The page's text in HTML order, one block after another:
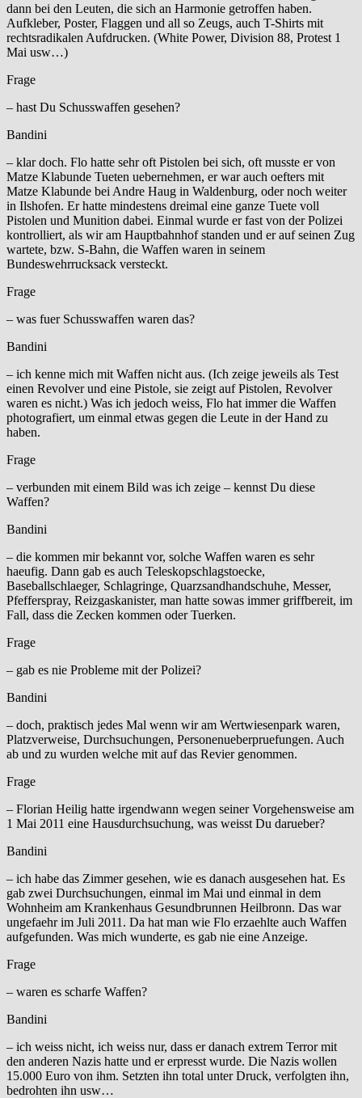
dann bei den Leuten, die sich an Harmonie getroffen haben.
Aufkleber, Poster, Flaggen und all so Zeugs, auch T-Shirts mit
rechtsradikalen Aufdrucken. (White Power, Division 88, Protest 1
Mai usw…)
Frage
– hast Du Schusswaffen gesehen?
Bandini
– klar doch. Flo hatte sehr oft Pistolen bei sich, oft musste er von
Matze Klabunde Tueten uebernehmen, er war auch oefters mit
Matze Klabunde bei Andre Haug in Waldenburg, oder noch weiter
in Ilshofen. Er hatte mindestens dreimal eine ganze Tuete voll
Pistolen und Munition dabei. Einmal wurde er fast von der Polizei
kontrolliert, als wir am Hauptbahnhof standen und er auf seinen Zug
wartete, bzw. S-Bahn, die Waffen waren in seinem
Bundeswehrrucksack versteckt.
Frage
– was fuer Schusswaffen waren das?
Bandini
– ich kenne mich mit Waffen nicht aus. (Ich zeige jeweils als Test
einen Revolver und eine Pistole, sie zeigt auf Pistolen, Revolver
waren es nicht.) Was ich jedoch weiss, Flo hat immer die Waffen
photografiert, um einmal etwas gegen die Leute in der Hand zu
haben.
Frage
– verbunden mit einem Bild was ich zeige – kennst Du diese
Waffen?
Bandini
– die kommen mir bekannt vor, solche Waffen waren es sehr
haeufig. Dann gab es auch Teleskopschlagstoecke,
Baseballschlaeger, Schlagringe, Quarzsandhandschuhe, Messer,
Pfefferspray, Reizgaskanister, man hatte sowas immer griffbereit, im
Fall, dass die Zecken kommen oder Tuerken.
Frage
– gab es nie Probleme mit der Polizei?
Bandini
– doch, praktisch jedes Mal wenn wir am Wertwiesenpark waren,
Platzverweise, Durchsuchungen, Personenueberpruefungen. Auch
ab und zu wurden welche mit auf das Revier genommen.
Frage
– Florian Heilig hatte irgendwann wegen seiner Vorgehensweise am
1 Mai 2011 eine Hausdurchsuchung, was weisst Du darueber?
Bandini
– ich habe das Zimmer gesehen, wie es danach ausgesehen hat. Es
gab zwei Durchsuchungen, einmal im Mai und einmal in dem
Wohnheim am Krankenhaus Gesundbrunnen Heilbronn. Das war
ungefaehr im Juli 2011. Da hat man wie Flo erzaehlte auch Waffen
aufgefunden. Was mich wunderte, es gab nie eine Anzeige.
Frage
– waren es scharfe Waffen?
Bandini
– ich weiss nicht, ich weiss nur, dass er danach extrem Terror mit
den anderen Nazis hatte und er erpresst wurde. Die Nazis wollen
15.000 Euro von ihm. Setzten ihn total unter Druck, verfolgten ihn,
bedrohten ihn usw…